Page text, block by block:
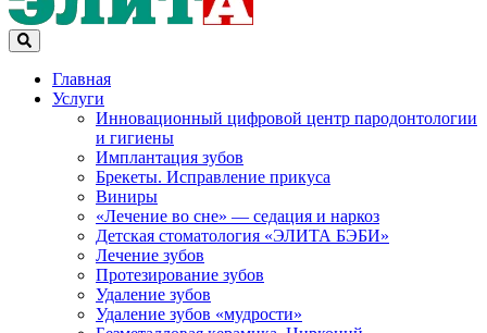
Главная
Услуги
Инновационный цифровой центр пародонтологии
и гигиены
Имплантация зубов
Брекеты. Исправление прикуса
Виниры
«Лечение во сне» — седация и наркоз
Детская стоматология «ЭЛИТА БЭБИ»
Лечение зубов
Протезирование зубов
Удаление зубов
Удаление зубов «мудрости»